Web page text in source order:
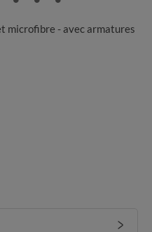
microfibre - avec armatures